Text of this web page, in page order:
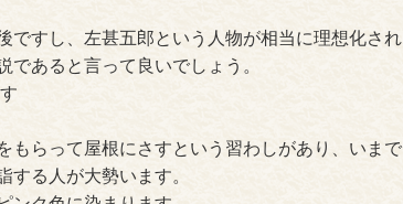
ですし、左甚五郎という人物が相当に理想化され
あると言って良いでしょう。
もらって屋根にさすという習わしがあり、いまで
する人が大勢います。